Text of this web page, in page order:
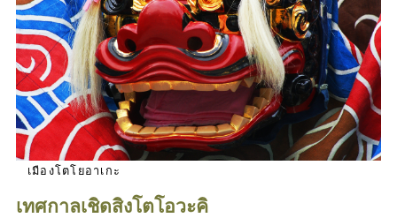
เมืองโตโยอาเกะ
เทศกาลเชิดสิงโตโอวะคิ